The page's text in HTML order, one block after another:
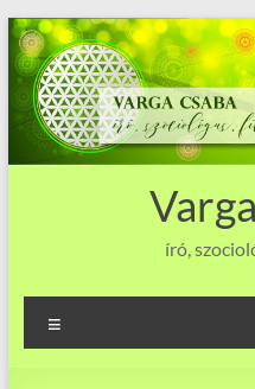
Skip
to
content
író,